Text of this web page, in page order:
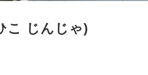
こ じんじゃ)